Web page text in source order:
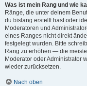
Was ist mein Rang und wie
Ränge, die unter deinem
du bislang erstellt hast oder
Moderatoren und
eines Ranges nicht direkt
festgelegt wurden. Bitte
Rang zu erhöhen — die
Moderator oder Administrator
wieder zurücksetzen.
Nach oben